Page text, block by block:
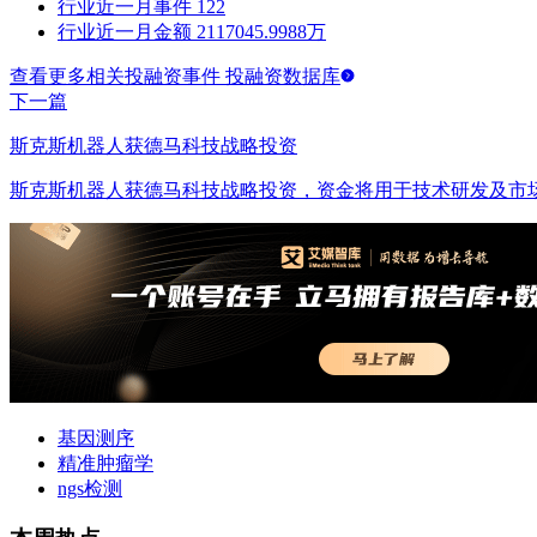
行业近一月事件 122
行业近一月金额 2117045.9988万
查看更多相关投融资事件 投融资数据库
下一篇
斯克斯机器人获德马科技战略投资
斯克斯机器人获德马科技战略投资，资金将用于技术研发及市
基因测序
精准肿瘤学
ngs检测